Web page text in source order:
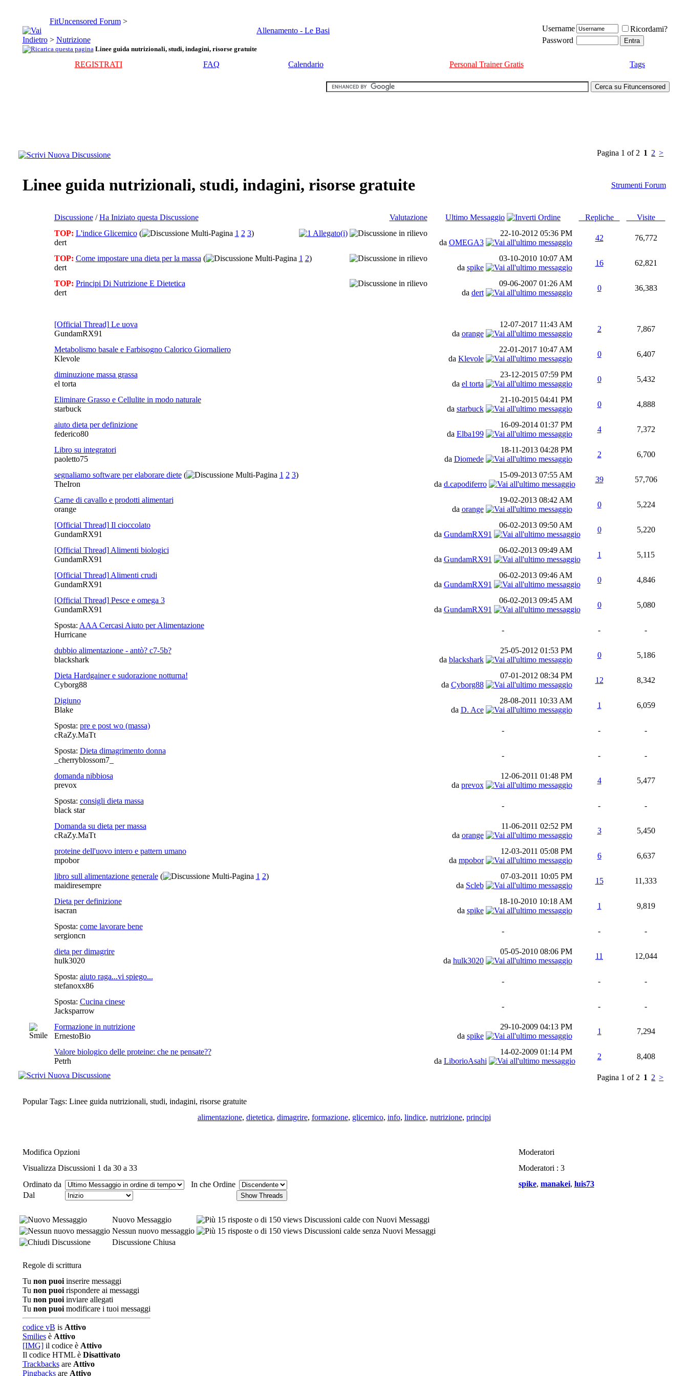
FitUncensored Forum >
Allenamento - Le Basi
> Nutrizione
Linee guida nutrizionali, studi, indagini, risorse gratuite
Username
Ricordami?
Password
REGISTRATI FAQ Calendario Personal Trainer Gratis Tags
Pagina 1 of 2 1 2 >
Linee guida nutrizionali, studi, indagini, risorse gratuite Strumenti Forum
Valutazione
Discussione/Ha Iniziato questa Discussione Ultimo Messaggio Repliche
Visite
TOP: L'indice Glicemico ( 1 2 3)
dert
22-10-2012 05:36 PM
da OMEGA3
42 76,772
TOP: Come impostare una dieta per la massa ( 1 2)
dert
03-10-2010 10:07 AM
da spike
16 62,821
TOP: Principi Di Nutrizione E Dietetica
dert
09-06-2007 01:26 AM
da dert
0 36,383
[Official Thread] Le uova
GundamRX91
12-07-2017 11:43 AM
da orange
2 7,867
Metabolismo basale e Farbisogno Calorico Giornaliero
Klevole
22-01-2017 10:47 AM
da Klevole
0 6,407
diminuzione massa grassa
el torta
23-12-2015 07:59 PM
da el torta
0 5,432
Eliminare Grasso e Cellulite in modo naturale
starbuck
21-10-2015 04:41 PM
da starbuck
0 4,888
aiuto dieta per definizione
federico80
16-09-2014 01:37 PM
da Elba199
4 7,372
Libro su integratori
paoletto75
18-11-2013 04:28 PM
da Diomede
2 6,700
segnaliamo software per elaborare diete ( 1 2 3)
TheIron
15-09-2013 07:55 AM
da d.capodiferro
39 57,706
Carne di cavallo e prodotti alimentari
orange
19-02-2013 08:42 AM
da orange
0 5,224
[Official Thread] Il cioccolato
GundamRX91
06-02-2013 09:50 AM
da GundamRX91
0 5,220
[Official Thread] Alimenti biologici
GundamRX91
06-02-2013 09:49 AM
da GundamRX91
1 5,115
[Official Thread] Alimenti crudi
GundamRX91
06-02-2013 09:46 AM
da GundamRX91
0 4,846
[Official Thread] Pesce e omega 3
GundamRX91
06-02-2013 09:45 AM
da GundamRX91
0 5,080
Sposta: AAA Cercasi Aiuto per Alimentazione
Hurricane
- - -
dubbio alimentazione - antò? c7-5b?
blackshark
25-05-2012 01:53 PM
da blackshark
0 5,186
Dieta Hardgainer e sudorazione notturna!
Cyborg88
07-01-2012 08:34 PM
da Cyborg88
12 8,342
Digiuno
Blake
28-08-2011 10:33 AM
da D. Ace
1 6,059
Sposta: pre e post wo (massa)
cRaZy.MaTt
- - -
Sposta: Dieta dimagrimento donna
_cherryblossom7_
- - -
domanda nibbiosa
prevox
12-06-2011 01:48 PM
da prevox
4 5,477
Sposta: consigli dieta massa
black star
- - -
Domanda su dieta per massa
cRaZy.MaTt
11-06-2011 02:52 PM
da orange
3 5,450
proteine dell'uovo intero e pattern umano
mpobor
12-03-2011 05:08 PM
da mpobor
6 6,637
libro sull alimentazione generale ( 1 2)
maidiresempre
07-03-2011 10:05 PM
da Scleb
15 11,333
Dieta per definizione
isacran
18-10-2010 10:18 AM
da spike
1 9,819
Sposta: come lavorare bene
sergioncn
- - -
dieta per dimagrire
hulk3020
05-05-2010 08:06 PM
da hulk3020
11 12,044
Sposta: aiuto raga...vi spiego...
stefanoxx86
- - -
Sposta: Cucina cinese
Jacksparrow
- - -
Formazione in nutrizione
ErnestoBio
29-10-2009 04:13 PM
da spike
1 7,294
Valore biologico delle proteine: che ne pensate??
Petrh
14-02-2009 01:14 PM
da LiborioAsahi
2 8,408
Pagina 1 of 2 1 2 >
Popular Tags: Linee guida nutrizionali, studi, indagini, risorse gratuite
alimentazione, dietetica, dimagrire, formazione, glicemico, info, lindice, nutrizione, principi
Modifica Opzioni
Moderatori
Visualizza Discussioni 1 da 30 a 33
Moderatori : 3
Ordinato da
In che Ordine
Dal
spike, manakei, luis73
Nuovo Messaggio
Discussioni calde con Nuovi Messaggi
Nessun nuovo messaggio
Discussioni calde senza Nuovi Messaggi
Discussione Chiusa
Regole di scrittura
Tu non puoiinserire messaggi
Tu non puoirispondere ai messaggi
Tu non puoiinviare allegati
Tu non puoimodificare i tuoi messaggi
codice vB is Attivo
Smiliesè Attivo
[IMG]il codice è Attivo
Il codice HTML è Disattivato
Trackbacksare Attivo
Pingbacksare Attivo